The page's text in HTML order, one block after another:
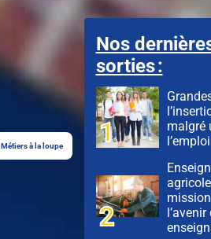
Métiers à la loupe
Nos
sorties :
malgré